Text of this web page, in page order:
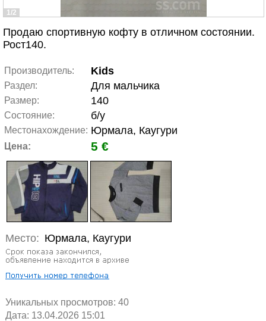
1/2
Продаю спортивную кофту в отличном состоянии.
Рост140.
Производитель: Kids
Раздел: Для мальчика
Размер: 140
Состояние: б/у
Местонахождение: Юрмала, Каугури
Цена: 5 €
Место: Юрмала, Каугури
Уникальных просмотров: 40
Дата: 13.04.2026 15:01